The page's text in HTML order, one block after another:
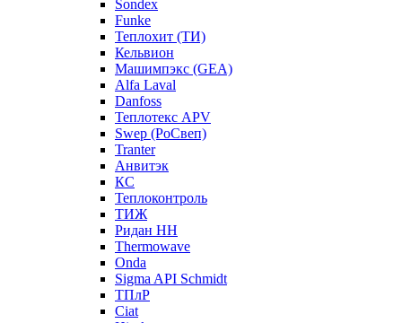
Sondex
Funke
Теплохит (ТИ)
Кельвион
Машимпэкс (GEA)
Alfa Laval
Danfoss
Теплотекс APV
Swep (РоСвеп)
Tranter
Анвитэк
КС
Теплоконтроль
ТИЖ
Ридан НН
Thermowave
Onda
Sigma API Schmidt
ТПлР
Ciat